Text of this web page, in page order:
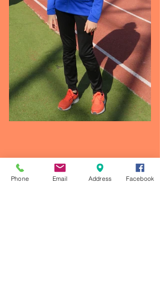
Phone Email Address Facebook